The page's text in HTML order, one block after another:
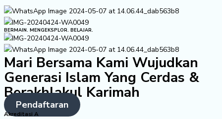
BERMAIN. MENGEKSPLOR. BELAJAR.
Mari Bersama Kami Wujudkan
Generasi Islam Yang Cerdas &
Berakhlakul Karimah
Pendaftaran
Akreditasi A